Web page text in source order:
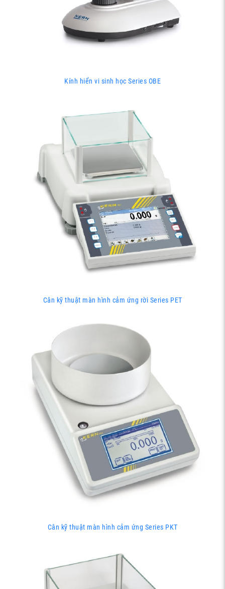
Kính hiển vi sinh học Series OBE
Cân kỹ thuật màn hình cảm ứng rời Series PET
Cân kỹ thuật màn hình cảm ứng Series PKT